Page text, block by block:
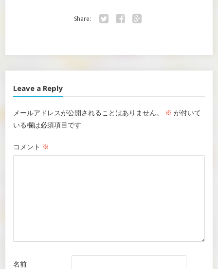
Share:
Leave a Reply
メールアドレスが公開されることはありません。 ※ が付いて
いる欄は必須項目です
コメント ※
名前